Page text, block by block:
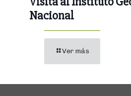
Nacional
Ver más